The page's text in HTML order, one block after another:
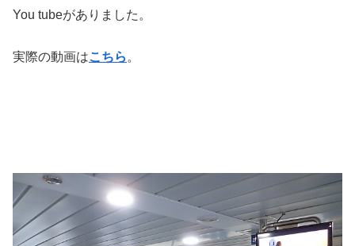
You tubeがありました。
実際の動画はこちら 。